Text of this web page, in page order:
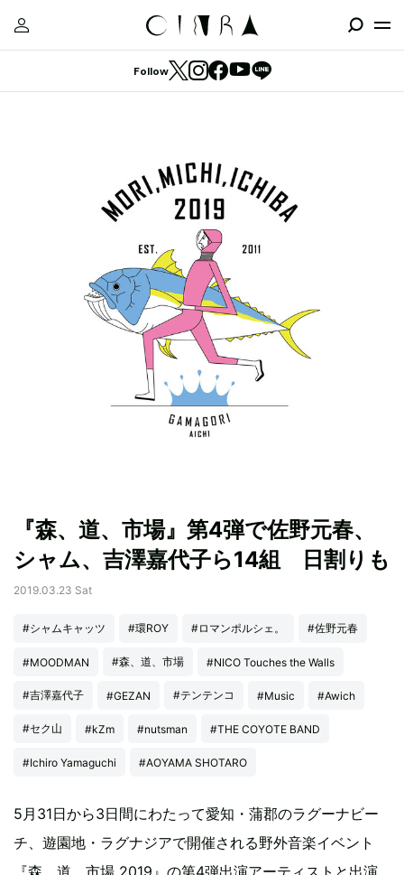
Follow
『森、道、市場』第4弾で佐野元春、
シャム、吉澤嘉代子ら14組 日割りも
2019.03.23 Sat
#シャムキャッツ #環ROY #ロマンポルシェ。 #佐野元春
#MOODMAN #森、道、市場 #NICO Touches the Walls
#吉澤嘉代子 #GEZAN #テンテンコ #Music #Awich
#セク山 #kZm #nutsman #THE COYOTE BAND
#Ichiro Yamaguchi #AOYAMA SHOTARO
5月31日から3日間にわたって愛知・蒲郡のラグーナビー
チ、遊園地・ラグナジアで開催される野外音楽イベント
『森、道、市場 2019』の第4弾出演アーティストと出演